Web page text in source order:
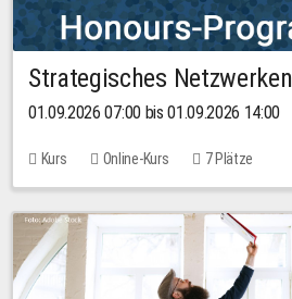
Strategisches Netzwerken
01.09.2026 07:00 bis 01.09.2026 14:00
Kurs Online-Kurs 7 Plätze